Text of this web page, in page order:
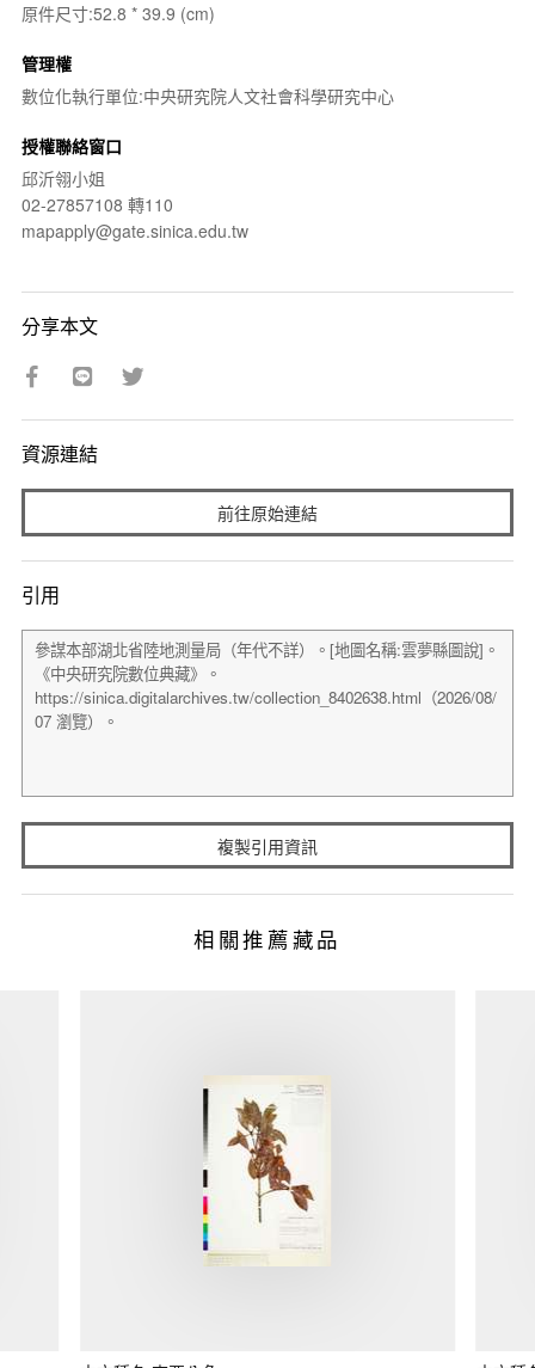
原件尺寸:52.8 * 39.9 (cm)
管理權
數位化執行單位:中央研究院人文社會科學研究中心
授權聯絡窗口
邱沂翎小姐
02-27857108 轉110
mapapply@gate.sinica.edu.tw
分享本文
資源連結
前往原始連結
引用
複製引用資訊
相關推薦藏品